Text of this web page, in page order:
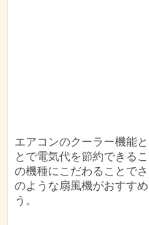
エアコンのクーラー機能
とで電気代を節約できる
の機種にこだわることで
のような扇風機がおすす
う。